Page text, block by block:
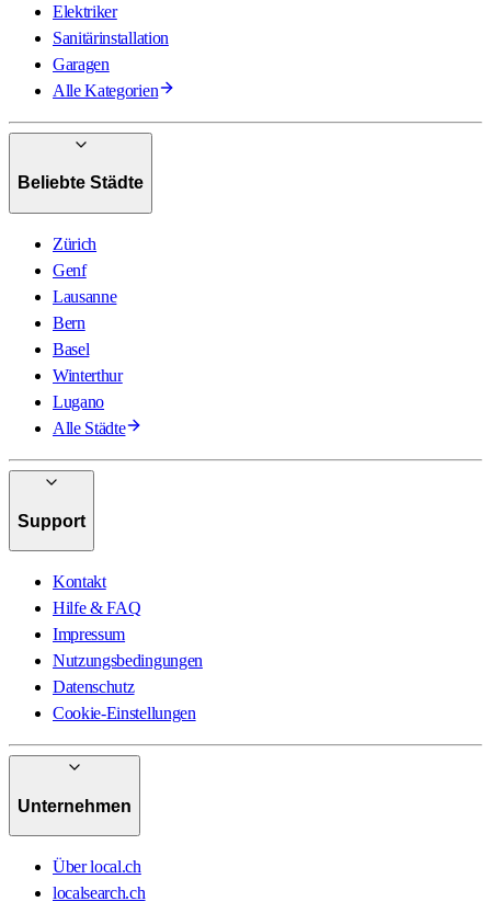
Elektriker
Sanitärinstallation
Garagen
Alle Kategorien
Beliebte Städte
Zürich
Genf
Lausanne
Bern
Basel
Winterthur
Lugano
Alle Städte
Support
Kontakt
Hilfe & FAQ
Impressum
Nutzungsbedingungen
Datenschutz
Cookie-Einstellungen
Unternehmen
Über local.ch
localsearch.ch